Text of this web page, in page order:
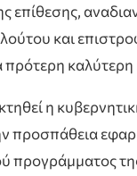
επίθεσης,
και
πρότερη
η
προσπάθεια
προγράμματος